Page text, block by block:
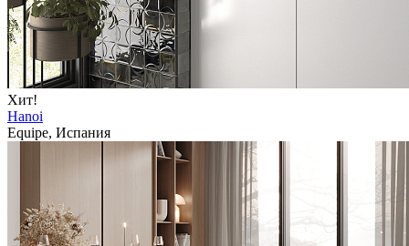
Хит!
Hanoi
Equipe, Испания